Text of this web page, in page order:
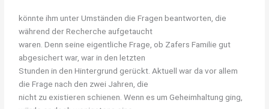
könnte ihm unter Umständen die Fragen beantworten, die
während der Recherche aufgetaucht
waren. Denn seine eigentliche Frage, ob Zafers Familie gut
abgesichert war, war in den letzten
Stunden in den Hintergrund gerückt. Aktuell war da vor allem
die Frage nach den zwei Jahren, die
nicht zu existieren schienen. Wenn es um Geheimhaltung ging,